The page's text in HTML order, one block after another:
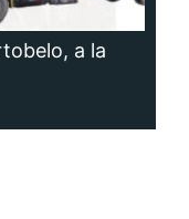
a la